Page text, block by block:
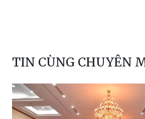
TIN CÙNG CHUYÊN